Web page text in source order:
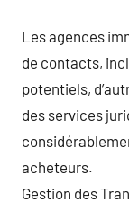
Les agences
de contacts,
potentiels,
des services
acheteurs.
Gestion des